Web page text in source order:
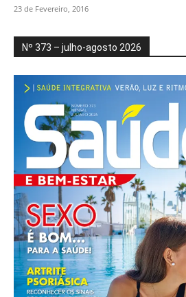
23 de Fevereiro, 2016
Nº 373 – julho-agosto 2026